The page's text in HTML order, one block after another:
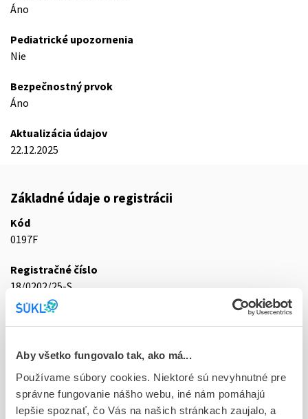
Aby všetko fungovalo tak, ako má...
Používame súbory cookies. Niektoré sú nevyhnutné pre
správne fungovanie nášho webu, iné nám pomáhajú
lepšie spoznať, čo Vás na našich stránkach zaujalo, a
Áno
Pediatrické upozornenia
Nie
Bezpečnostný prvok
Áno
Aktualizácia údajov
22.12.2025
Základné údaje o registrácii
Kód
0197F
Registračné číslo
18/0202/25-S
Doplnok
Stav
R - Aktuálna registrácia
Typ registračnej procedúry